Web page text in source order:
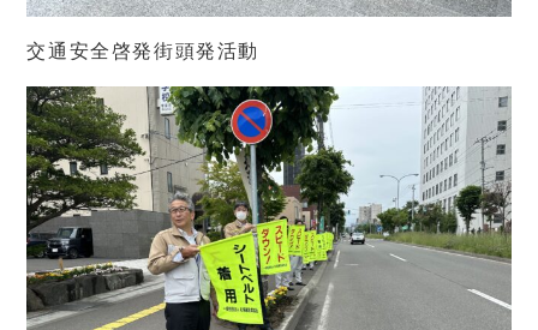
交通安全啓発街頭発活動